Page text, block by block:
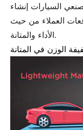
السيارات إنشاء
العملاء من حيث
الأداء والمتانة.
الوزن في المتانة